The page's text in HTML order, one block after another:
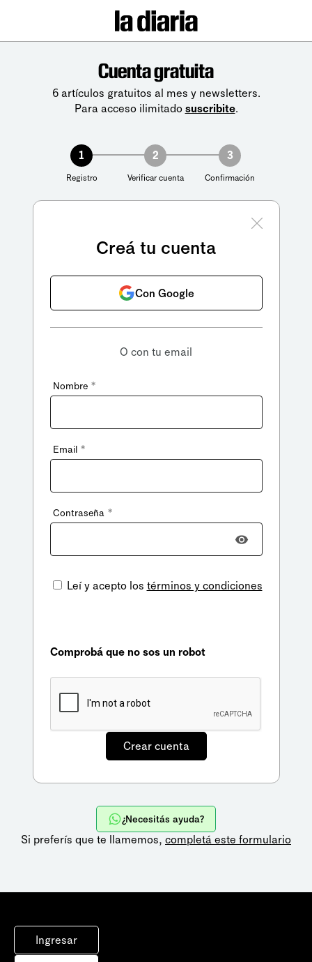
Cuenta gratuita
6 artículos gratuitos al mes y newsletters.
Para acceso ilimitado suscribite.
1
Registro
2
Verificar cuenta
3
Confirmación
Creá tu cuenta
Con Google
O con tu email
Nombre *
Email *
Contraseña *
Leí y acepto los términos y condiciones
Comprobá que no sos un robot
¿Necesitás ayuda?
Si preferís que te llamemos, completá este formulario
Ingresar